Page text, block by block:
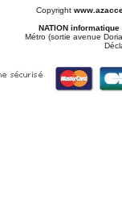
Copyright
NATION informatique
Métro (sortie avenue